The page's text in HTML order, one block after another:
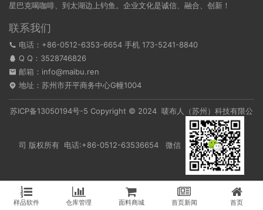
星巴克喝咖啡、到太湖边上钓鱼。企业文化是诚信、融合、创新！
联系我们
电话：+86-0512-6353-6654 手机 173-5241-8840
Q Q： 3528746826
邮箱：info@maibu.ren
地址：苏州市开平商务中心G幢1004
苏ICP备13050194号-5 Copyright © 2024 唛布人（苏州）科技有限公
司 版权所有 电话:+86-0512-63536654 微信
样品软件 仓库管理 面料商城 首页新闻 首页